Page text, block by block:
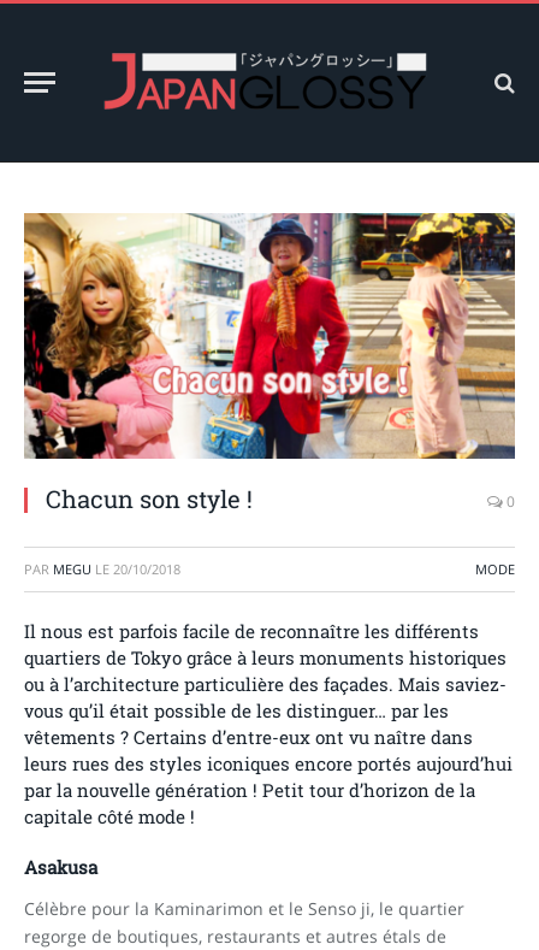
Chacun son style ! 0
PAR MEGU LE 20/10/2018 MODE
Il nous est parfois facile de reconnaître les différents
quartiers de Tokyo grâce à leurs monuments historiques
ou à l’architecture particulière des façades. Mais saviez-
vous qu’il était possible de les distinguer… par les
vêtements ? Certains d’entre-eux ont vu naître dans
leurs rues des styles iconiques encore portés aujourd’hui
par la nouvelle génération ! Petit tour d’horizon de la
capitale côté mode !
Asakusa
Célèbre pour la Kaminarimon et le Senso ji, le quartier
regorge de boutiques, restaurants et autres étals de